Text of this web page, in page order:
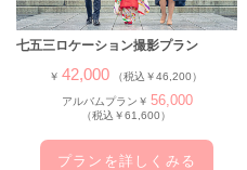
七五三ロケーション撮影プラン
￥ 42,000 （税込￥46,200）
アルバムプラン￥ 56,000
（税込￥61,600）
プランを詳しくみる